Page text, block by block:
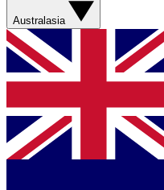
Australasia